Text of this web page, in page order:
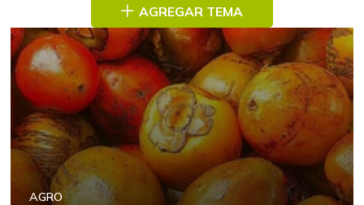
AGREGAR TEMA
AGRO